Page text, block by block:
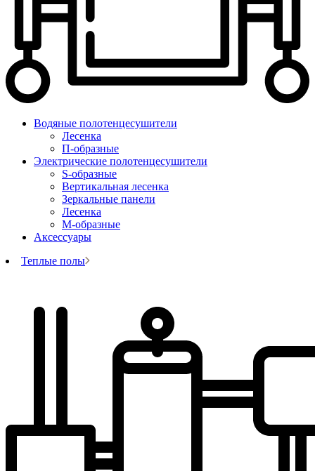
Водяные полотенцесушители
Лесенка
П-образные
Электрические полотенцесушители
S-образные
Вертикальная лесенка
Зеркальные панели
Лесенка
М-образные
Аксессуары
Теплые полы